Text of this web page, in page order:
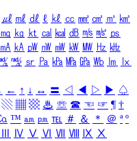
㎕ ㎖ ㎗ ℓ ㎘ ㏄ ㎣ ㎤ ㎥ ㎦
㎎ ㎏ ㏏ ㎈ ㎉ ㏈ ㎧ ㎨ ㎰
㎃ ㎄ ㎺ ㎻ ㎽ ㎾ ㎿ ㎐ ㎑
㎯ ㏛ ㎩ ㎪ ㎫ ㎬ ㏝ ㏐
㏓
← ↑ ↓ ↔ 〓 ◁ ◀ ▷ ▶ ♤
▧ ▦ ▩ ♨ ☏ ☎ ☜ ☞ ¶ †
™ ㏂ ㏘ ℡ ＃ ＆ ＊ ＠ ª º
Ⅳ Ⅴ Ⅵ Ⅶ Ⅷ Ⅸ Ⅹ